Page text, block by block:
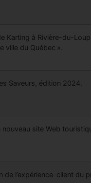
Karting à Rivière-du-
ville du Québec ».
Saveurs, édition 2024.
nouveau site Web
de l’expérience-client du